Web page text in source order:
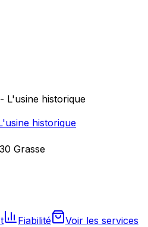
historique
Grasse
Fiabilité
Voir les services